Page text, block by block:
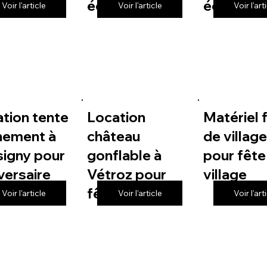
village
Voir l'article
écoleVoir l'article
écoleVoir
tente
à
pour
Voir l'article
Location
château
gonflable à
Vétroz pour
fête de village
Voir l'article
Matériel
de
pour
village
Voir